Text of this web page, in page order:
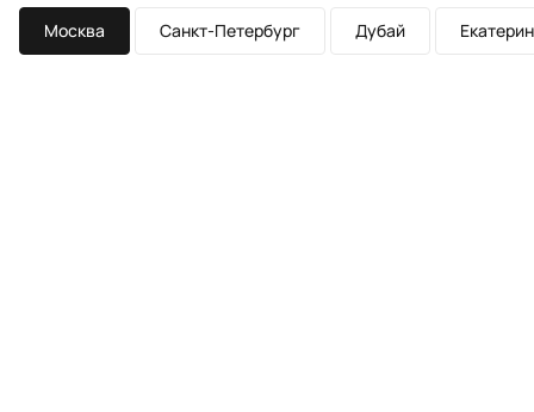
Москва Санкт-Петербург Дубай